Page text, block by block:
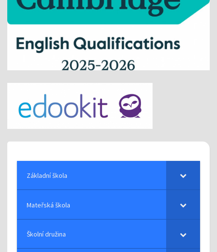
Základní škola
Mateřská škola
Školní družina